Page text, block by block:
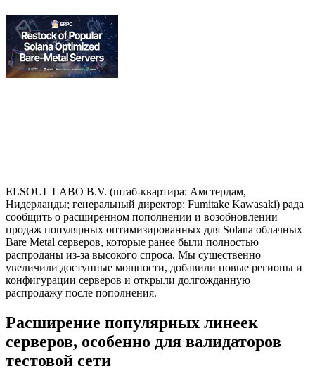
ELSOUL LABO B.V. (штаб-квартира: Амстердам,
Нидерланды; генеральный директор: Fumitake Kawasaki) рада
сообщить о расширенном пополнении и возобновлении
продаж популярных оптимизированных для Solana облачных
Bare Metal серверов, которые ранее были полностью
распроданы из-за высокого спроса. Мы существенно
увеличили доступные мощности, добавили новые регионы и
конфигурации серверов и открыли долгожданную
распродажу после пополнения.
Расширение популярных линеек
серверов, особенно для валидаторов
тестовой сети